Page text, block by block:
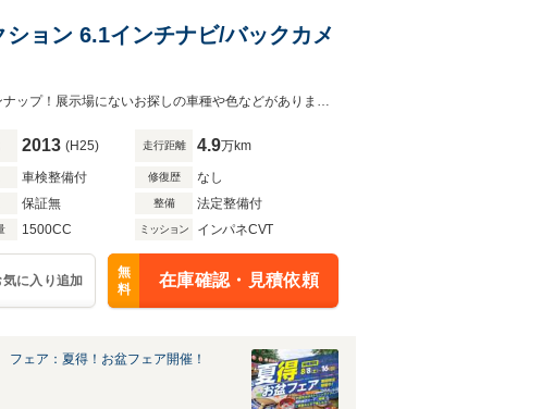
ョン 6.1インチナビ/バックカメ
約5000坪の広大な展示場には、プロが買い付けたクルマが多数ラインナップ！展示場にないお探しの車種や色などがありましたらお気軽にお申し付けください☆
2013 (H25) 走行距離 4.9万km
車検整備付 修復歴 なし
保証無 整備 法定整備付
1500CC ミッション インパネCVT
気に入り追加
無
料
在庫確認・見積依頼
フェア：夏得！お盆フェア開催！